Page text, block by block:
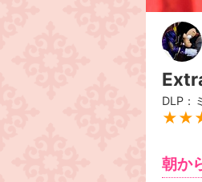
DLP：
朝か